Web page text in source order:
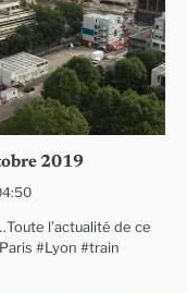
2019
l’actualité de ce
#Lyon #train